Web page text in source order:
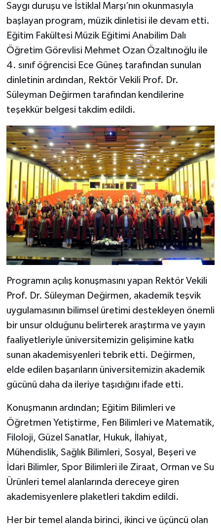
Saygı duruşu ve İstiklal Marşı’nın okunmasıyla
başlayan program, müzik dinletisi ile devam etti.
Eğitim Fakültesi Müzik Eğitimi Anabilim Dalı
Öğretim Görevlisi Mehmet Ozan Özaltınoğlu ile
4. sınıf öğrencisi Ece Güneş tarafından sunulan
dinletinin ardından, Rektör Vekili Prof. Dr.
Süleyman Değirmen tarafından kendilerine
teşekkür belgesi takdim edildi.
Programın açılış konuşmasını yapan Rektör Vekili
Prof. Dr. Süleyman Değirmen, akademik teşvik
uygulamasının bilimsel üretimi destekleyen önemli
bir unsur olduğunu belirterek araştırma ve yayın
faaliyetleriyle üniversitemizin gelişimine katkı
sunan akademisyenleri tebrik etti. Değirmen,
elde edilen başarıların üniversitemizin akademik
gücünü daha da ileriye taşıdığını ifade etti.
Konuşmanın ardından; Eğitim Bilimleri ve
Öğretmen Yetiştirme, Fen Bilimleri ve Matematik,
Filoloji, Güzel Sanatlar, Hukuk, İlahiyat,
Mühendislik, Sağlık Bilimleri, Sosyal, Beşeri ve
İdari Bilimler, Spor Bilimleri ile Ziraat, Orman ve Su
Ürünleri temel alanlarında dereceye giren
akademisyenlere plaketleri takdim edildi.
Her bir temel alanda birinci, ikinci ve üçüncü olan